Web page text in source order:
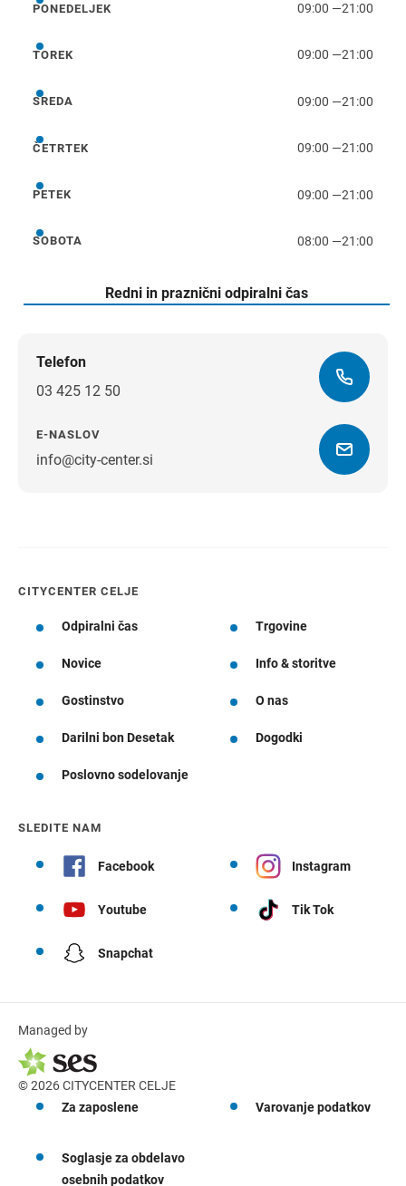
ponedeljek
PONEDELJEK 09:00 —21:00
torek
TOREK 09:00 —21:00
sreda
SREDA 09:00 —21:00
četrtek
ČETRTEK 09:00 —21:00
petek
PETEK 09:00 —21:00
sobota
SOBOTA 08:00 —21:00
Redni in praznični odpiralni čas
Telefon
03 425 12 50
E-NASLOV
info@city-center.si
CITYCENTER CELJE
Odpiralni čas Trgovine
Novice Info & storitve
Gostinstvo O nas
Darilni bon Desetak Dogodki
Poslovno sodelovanje
SLEDITE NAM
Facebook Instagram
Youtube Tik Tok
Snapchat
Managed by
© 2026 CITYCENTER CELJE
Za zaposlene
Varovanje podatkov
Soglasje za obdelavo
osebnih podatkov